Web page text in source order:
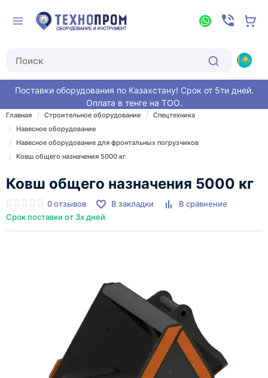
Поставки оборудования по Казахстану! Срок от 5ти дней.
Оплата в тенге на ТОО.
Главная Строительное оборудование
Спецтехника
Навесное оборудование
Навесное оборудование для фронтальных погрузчиков
Ковш общего назначения 5000 кг
Ковш общего назначения 5000 кг
0 отзывов В закладки
В сравнение
Срок поставки от 3х дней